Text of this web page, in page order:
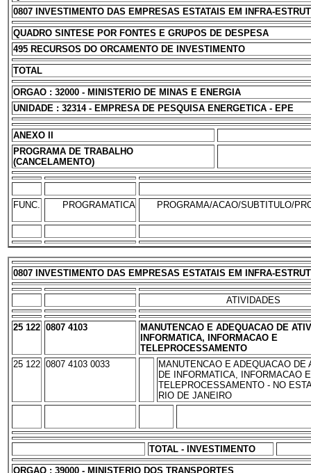
0807 INVESTIMENTO DAS EMPRESAS ESTATAIS EM INFRA-
QUADRO SINTESE POR FONTES E GRUPOS DE DESPESA
495 RECURSOS DO ORCAMENTO DE INVESTIMENTO
TOTAL
ORGAO : 32000 - MINISTERIO DE MINAS E ENERGIA
UNIDADE : 32314 - EMPRESA DE PESQUISA ENERGETICA - EPE
ANEXO II
PROGRAMA DE TRABALHO
(CANCELAMENTO)
FUNC. PROGRAMATICA PROGRAMA/ACAO/SUBTITULO/
0807 INVESTIMENTO DAS EMPRESAS ESTATAIS EM INFRA-
ATIVIDADES
25 122 0807 4103
MANUTENCAO E ADEQUACAO DE
INFORMATICA, INFORMACAO E
TELEPROCESSAMENTO
25 122 0807 4103 0033
MANUTENCAO E ADEQUACAO DE
DE INFORMATICA, INFORMACAO E
TELEPROCESSAMENTO - NO
RIO DE JANEIRO
TOTAL - INVESTIMENTO
ORGAO : 39000 - MINISTERIO DOS TRANSPORTES